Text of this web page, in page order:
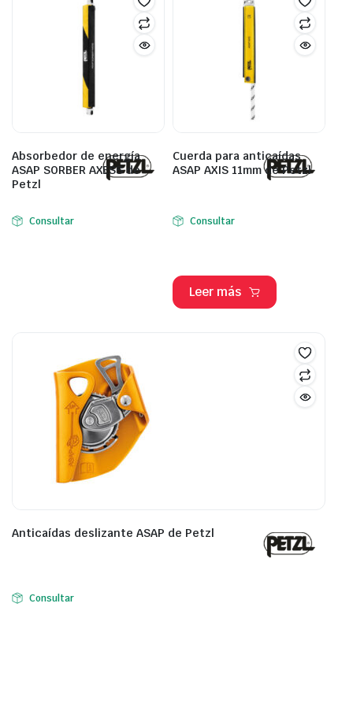
Absorbedor de energía
ASAP SORBER AXESS de
Petzl
Consultar
Cuerda para anticaídas
ASAP AXIS 11mm de Petzl
Consultar
Leer más
Anticaídas deslizante ASAP de Petzl
Consultar